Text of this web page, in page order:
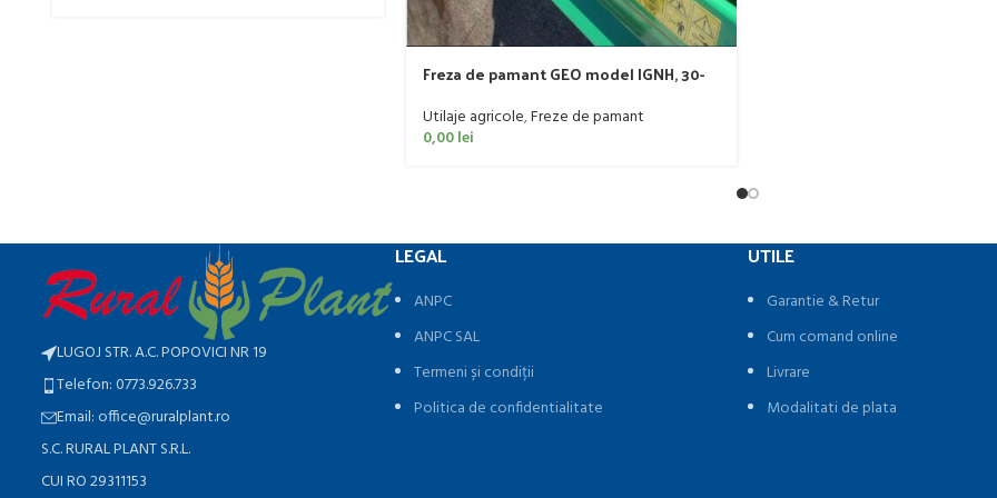
Freza de pamant GEO model IGNH, 30-
Utilaje agricole,Freze de pamant
0,00lei
LUGOJ STR. A.C. POPOVICI NR 19
Telefon: 0773.926.733
Email: office@ruralplant.ro
S.C. RURAL PLANT S.R.L.
CUI RO 29311153
LEGAL
ANPC
ANPC SAL
Termeni și condiții
Politica de confidentialitate
UTILE
Garantie & Retur
Cum comand online
Livrare
Modalitati de plata